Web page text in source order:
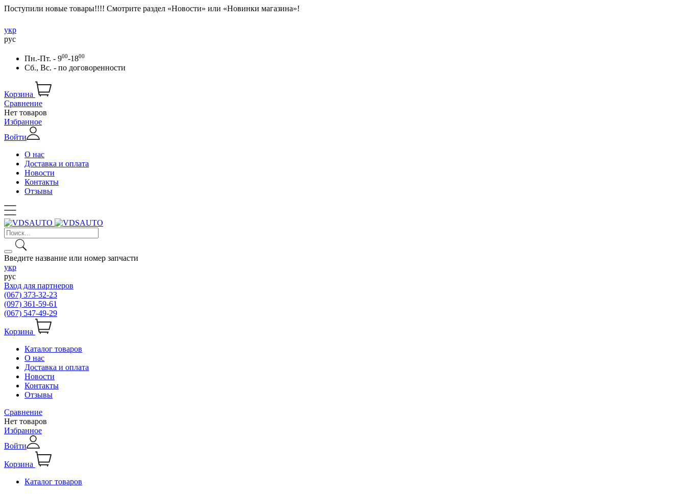
Поступили новые товары!!!! Смотрите раздел «Новости» или «Новинки магазина»!
укр
рус
Пн.-Пт. - 900-1800
Сб., Вс. - по договоренности
Корзина
Сравнение
Нет товаров
Избранное
Войти
О нас
Доставка и оплата
Новости
Контакты
Отзывы
Введите название или номер запчасти
укр
рус
Вход для партнеров
(067) 373-32-23
(097) 361-59-61
(067) 547-49-29
Корзина
Каталог товаров
О нас
Доставка и оплата
Новости
Контакты
Отзывы
Сравнение
Нет товаров
Избранное
Войти
Корзина
Каталог товаров